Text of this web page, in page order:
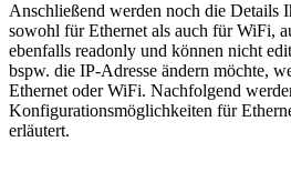
Anschließend werden noch die Details
sowohl für Ethernet als auch für WiFi,
ebenfalls readonly und können nicht
bspw. die IP-Adresse ändern möchte,
Ethernet oder WiFi. Nachfolgend
Konfigurationsmöglichkeiten für
erläutert.